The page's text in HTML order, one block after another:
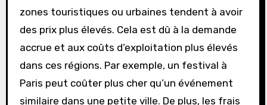
zones touristiques ou urbaines tendent à avoir
des prix plus élevés. Cela est dû à la demande
accrue et aux coûts d’exploitation plus élevés
dans ces régions. Par exemple, un festival à
Paris peut coûter plus cher qu’un événement
similaire dans une petite ville. De plus, les frais